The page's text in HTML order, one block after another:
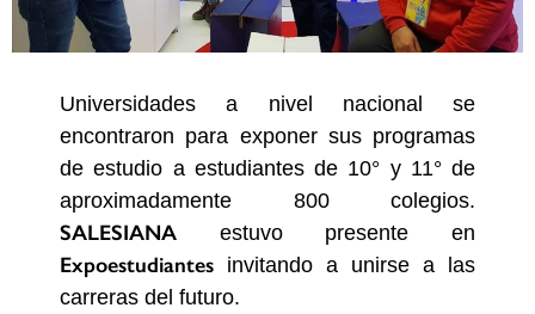
Universidades a nivel nacional se
encontraron para exponer sus programas
de estudio a estudiantes de 10° y 11° de
aproximadamente 800 colegios.
SALESIANA estuvo presente en
Expoestudiantes invitando a unirse a las
carreras del futuro.